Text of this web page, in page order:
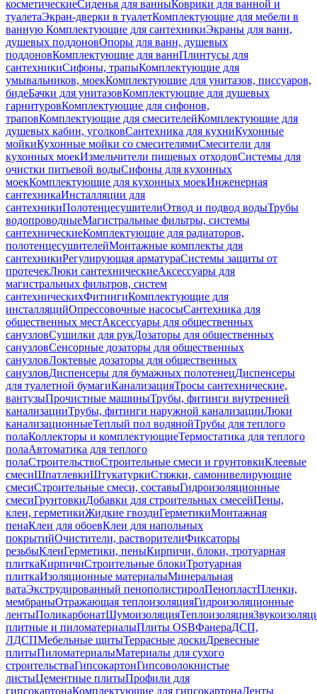
косметическиеСиденья для ванныКоврики для ванной и
туалетаЭкран-дверки в туалетКомплектующие для мебели в
ванную Комплектующие для сантехникиЭкраны для ванн,
душевых поддоновОпоры для ванн, душевых
поддоновКомплектующие для ваннПлинтусы для
сантехникиСифоны, трапыКомплектующие для
умывальников, моекКомплектующие для унитазов, писсуаров,
бидеБачки для унитазовКомплектующие для душевых
гарнитуровКомплектующие для сифонов,
траповКомплектующие для смесителейКомплектующие для
душевых кабин, уголковСантехника для кухниКухонные
мойкиКухонные мойки со смесителямиСмесители для
кухонных моекИзмельчители пищевых отходовСистемы для
очистки питьевой водыСифоны для кухонных
моекКомплектующие для кухонных моекИнженерная
сантехникаИнсталляции для
сантехникиПолотенцесушителиОтвод и подвод водыТрубы
водопроводныеМагистральные фильтры, системы
сантехническиеКомплектующие для радиаторов,
полотенцесушителейМонтажные комплекты для
сантехникиРегулирующая арматураСистемы защиты от
протечекЛюки сантехническиеАксессуары для
магистральных фильтров, систем
сантехническихФитингиКомплектующие для
инсталляцийОпрессовочные насосыСантехника для
общественных местАксессуары для общественных
санузловСушилки для рукДозаторы для общественных
санузловСенсорные дозаторы для общественных
санузловЛоктевые дозаторы для общественных
санузловДиспенсеры для бумажных полотенецДиспенсеры
для туалетной бумагиКанализацияТросы сантехнические,
вантузыПрочистные машиныТрубы, фитинги внутренней
канализацииТрубы, фитинги наружной канализацииЛюки
канализационныеТеплый пол водянойТрубы для теплого
полаКоллекторы и комплектующиеТермостатика для теплого
полаАвтоматика для теплого
полаСтроительствоСтроительные смеси и грунтовкиКлеевые
смесиШпатлевкиШтукатуркиСтяжки, самонивелирующие
смесиСтроительные смеси, составыГидроизоляционные
смесиГрунтовкиДобавки для строительных смесейПены,
клеи, герметикиЖидкие гвоздиГерметикиМонтажная
пенаКлеи для обоевКлеи для напольных
покрытийОчистители, растворителиФиксаторы
резьбыКлеиГерметики, пеныКирпичи, блоки, тротуарная
плиткаКирпичиСтроительные блокиТротуарная
плиткаИзоляционные материалыМинеральная
ватаЭкструдированный пенополистиролПенопластПленки,
мембраныОтражающая теплоизоляцияГидроизоляционные
лентыПоликарбонатШумоизоляцияТеплоизоляция
плитные и пиломатериалыПлиты OSBФанераДСП,
ЛДСПМебельные щитыТеррасные доскиДревесные
плитыПиломатериалыМатериалы для сухого
строительстваГипсокартонГипсоволокнистые
листыЦементные плитыПрофили для
гипсокартонаКомплектующие для гипсокартонаЛенты